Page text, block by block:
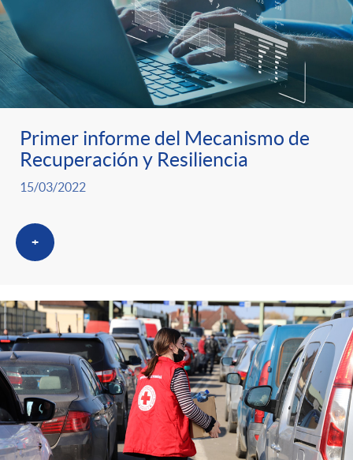
Primer informe del Mecanismo de
Recuperación y Resiliencia
15/03/2022
+